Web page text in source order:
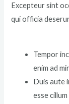
Excepteur sint
qui officia
Tempor
enim ad
Duis aute
esse